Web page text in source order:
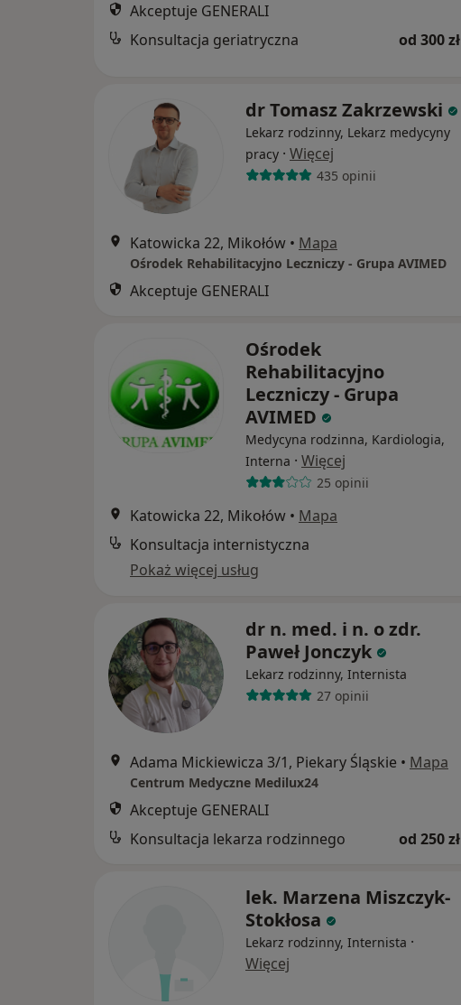
Akceptuje GENERALI
Konsultacja geriatryczna
od 300 zł
dr Tomasz Zakrzewski
Lekarz rodzinny, Lekarz medycyny
pracy · Więcej
435 opinii
Katowicka 22, Mikołów • Mapa
Ośrodek Rehabilitacyjno Leczniczy - Grupa AVIMED
Akceptuje GENERALI
Ośrodek
Rehabilitacyjno
Leczniczy - Grupa
AVIMED
Medycyna rodzinna, Kardiologia,
Interna · Więcej
25 opinii
Katowicka 22, Mikołów • Mapa
Konsultacja internistyczna
Pokaż więcej usług
dr n. med. i n. o zdr.
Paweł Jonczyk
Lekarz rodzinny, Internista
27 opinii
Adama Mickiewicza 3/1, Piekary Śląskie • Mapa
Centrum Medyczne Medilux24
Akceptuje GENERALI
Konsultacja lekarza rodzinnego
od 250 zł
lek. Marzena Miszczyk-
Stokłosa
Lekarz rodzinny, Internista ·
Więcej